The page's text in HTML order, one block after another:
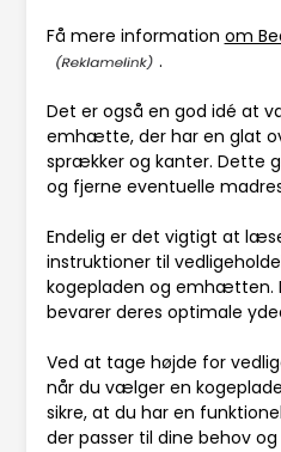
Få mere information om
.
Det er også en god idé at
emhætte, der har en glat
sprækker og kanter. Dette
og fjerne eventuelle
Endelig er det vigtigt at
instruktioner til
kogepladen og emhætten.
bevarer deres optimale
Ved at tage højde for
når du vælger en
sikre, at du har en
der passer til dine behov